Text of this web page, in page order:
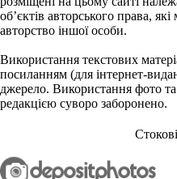
об’єктів авторського права,
авторство іншої особи.
Використання текстових
посиланням (для інтернет-
джерело. Використання фото
редакцією суворо заборонено.